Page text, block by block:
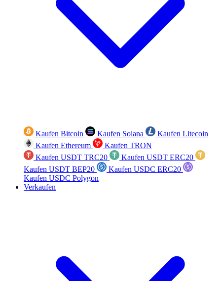
Kaufen Bitcoin Kaufen Solana
Kaufen Litecoin
Kaufen Ethereum
Kaufen TRON
Kaufen USDT TRC20
Kaufen USDT ERC20
Kaufen USDT BEP20
Kaufen USDC ERC20
Kaufen USDC Polygon
Verkaufen